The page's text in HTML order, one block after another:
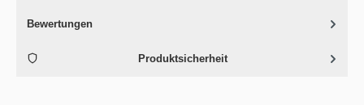
Bewertungen
Produktsicherheit